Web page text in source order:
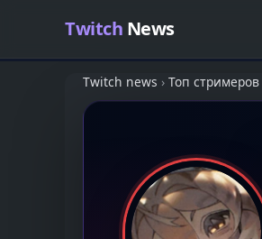
Twitch News
Twitch news › Топ стримеров